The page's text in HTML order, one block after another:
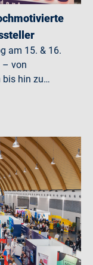
am 15. & 16.
– von
bis hin zu…